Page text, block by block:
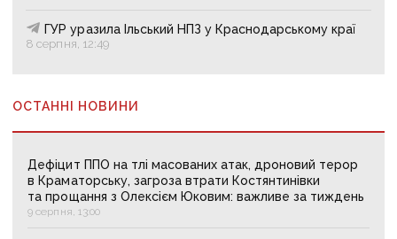
ГУР уразила Ільський НПЗ у Краснодарському краї
8 серпня, 12:49
ОСТАННІ НОВИНИ
Дефіцит ППО на тлі масованих атак, дроновий терор
в Краматорську, загроза втрати Костянтинівки
та прощання з Олексієм Юковим: важливе за тиждень
9 серпня, 13:00